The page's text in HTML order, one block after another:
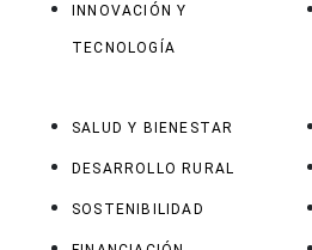
INNOVACIÓN Y
TECNOLOGÍA
SALUD Y BIENESTAR
DESARROLLO RURAL
SOSTENIBILIDAD